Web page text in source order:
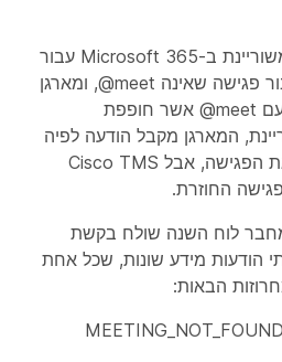
אם נקודת קצה כבר משוריינת ב-Microsoft 365 עבור
משבצת זמן נתונה עבור פגישה שאינה ‎@meet, ומארגן
מתזמן פגישה חוזרת עם ‎@meet אשר חופפת
המארגן מקבל הודעה לפיה
נקודת הקצה דחתה את הפגישה, אבל Cisco TMS
החוזרת.
לוח השנה שולח בקשת
הודעות מידע שונות, שכל אחת
הבאות: